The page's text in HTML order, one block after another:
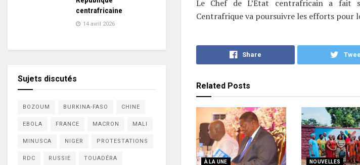
Le Chef de L’État centrafricain a fait
Centrafrique va poursuivre les efforts pour
Share
RelatedPosts
À LA UNE NOUVELLES
centrafricaine
14 avril 2026
Sujets discutés
BOZOUM BURKINA-FASO CHINE
EBOLA FRANCE MACRON MALI
MINUSCA NIGER PROTESTATIONS
RDC RUSSIE TOUADÉRA